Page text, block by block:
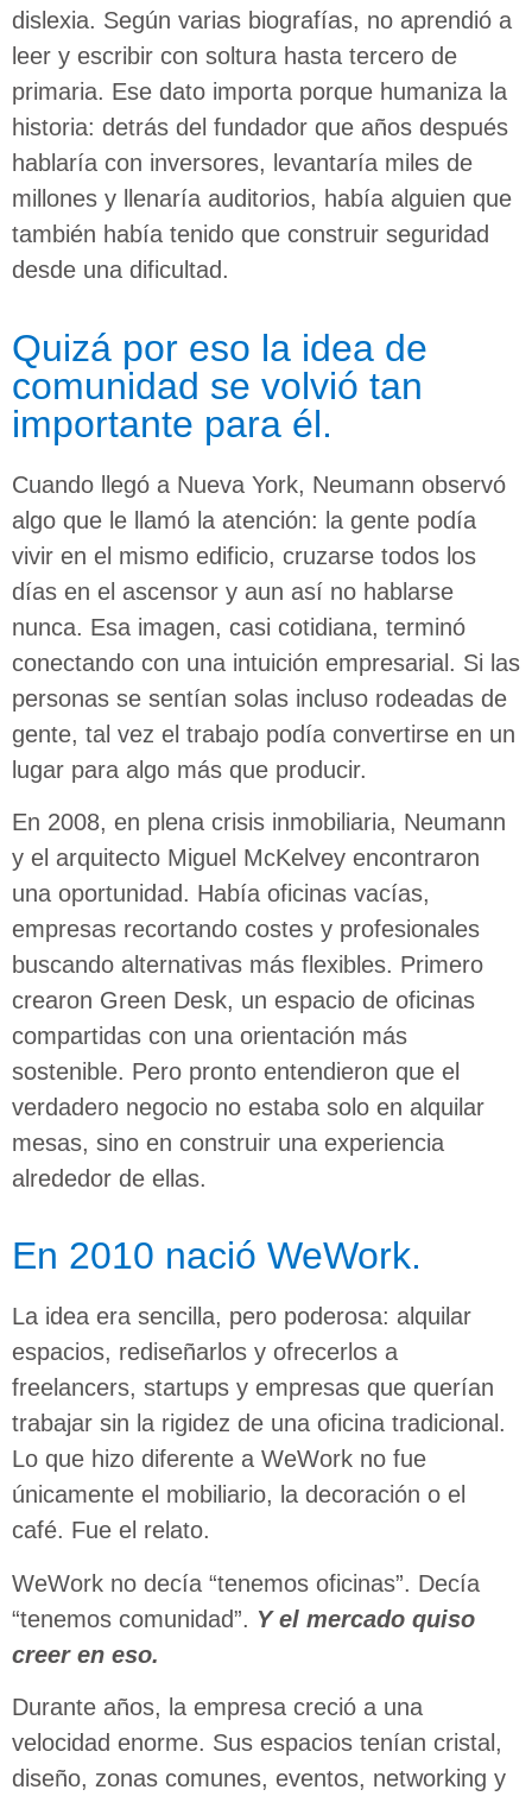
dislexia. Según varias biografías, no aprendió a
leer y escribir con soltura hasta tercero de
primaria. Ese dato importa porque humaniza la
historia: detrás del fundador que años después
hablaría con inversores, levantaría miles de
millones y llenaría auditorios, había alguien que
también había tenido que construir seguridad
desde una dificultad.
Quizá por eso la idea de
comunidad se volvió tan
importante para él.
Cuando llegó a Nueva York, Neumann observó
algo que le llamó la atención: la gente podía
vivir en el mismo edificio, cruzarse todos los
días en el ascensor y aun así no hablarse
nunca. Esa imagen, casi cotidiana, terminó
conectando con una intuición empresarial. Si las
personas se sentían solas incluso rodeadas de
gente, tal vez el trabajo podía convertirse en un
lugar para algo más que producir.
En 2008, en plena crisis inmobiliaria, Neumann
y el arquitecto Miguel McKelvey encontraron
una oportunidad. Había oficinas vacías,
empresas recortando costes y profesionales
buscando alternativas más flexibles. Primero
crearon Green Desk, un espacio de oficinas
compartidas con una orientación más
sostenible. Pero pronto entendieron que el
verdadero negocio no estaba solo en alquilar
mesas, sino en construir una experiencia
alrededor de ellas.
En 2010 nació WeWork.
La idea era sencilla, pero poderosa: alquilar
espacios, rediseñarlos y ofrecerlos a
freelancers, startups y empresas que querían
trabajar sin la rigidez de una oficina tradicional.
Lo que hizo diferente a WeWork no fue
únicamente el mobiliario, la decoración o el
café. Fue el relato.
WeWork no decía “tenemos oficinas”. Decía
“tenemos comunidad”. Y el mercado quiso
creer en eso.
Durante años, la empresa creció a una
velocidad enorme. Sus espacios tenían cristal,
diseño, zonas comunes, eventos, networking y